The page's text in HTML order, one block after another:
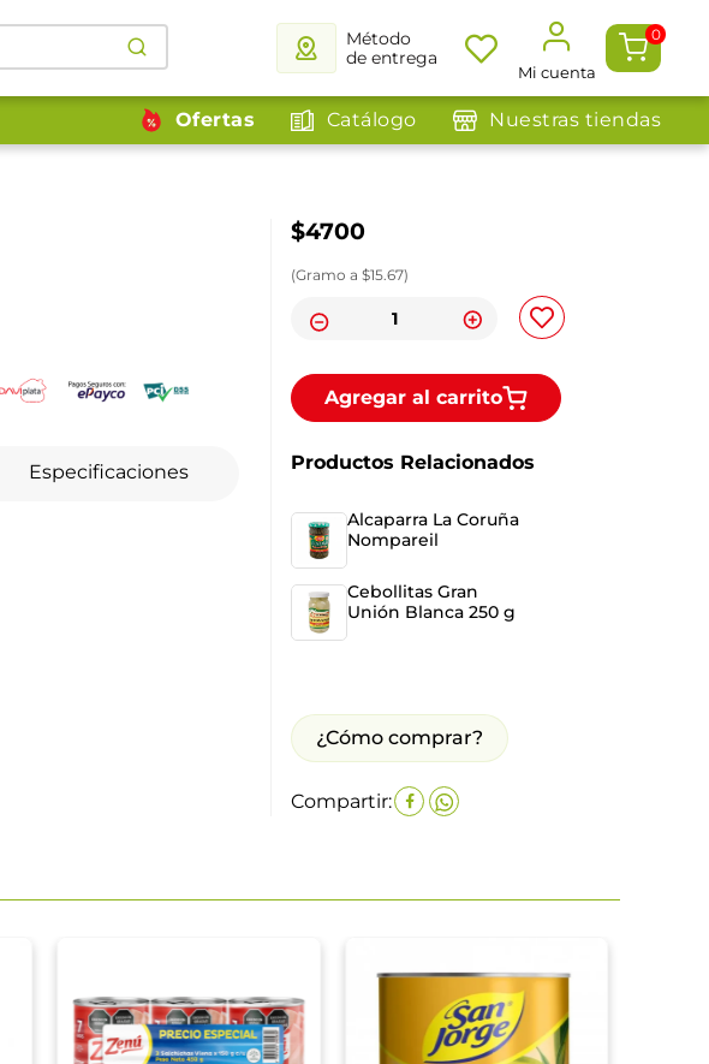
Método
de entrega
Mi cuenta
0
Ofertas Catálogo Nuestras tiendas
Especificaciones
$4700
(Gramo a $15.67)
Agregar al carrito
Productos Relacionados
Alcaparra La Coruña
Nompareil
Cebollitas Gran
Unión Blanca 250 g
¿Cómo comprar?
Compartir: